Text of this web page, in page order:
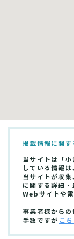
掲載情報に関す
当サイトは「
している情報
当サイトが収
に関する詳細
Webサイトや
事業者様から
手数ですが こ